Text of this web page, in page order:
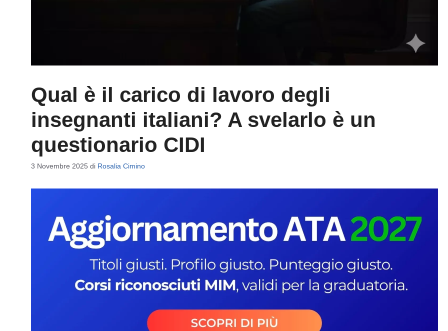
Qual è il carico di lavoro degli
insegnanti italiani? A svelarlo è un
questionario CIDI
3 Novembre 2025 di Rosalia Cimino